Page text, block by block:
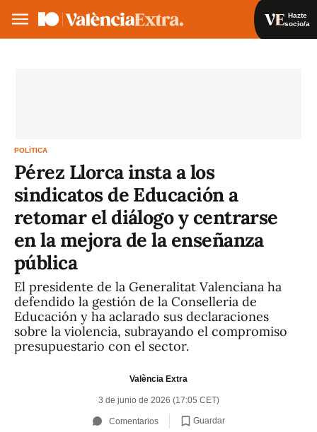
Hazte
socio/a
POLÍTICA
Pérez Llorca insta a los
sindicatos de Educación a
retomar el diálogo y centrarse
en la mejora de la enseñanza
pública
El presidente de la Generalitat Valenciana ha
defendido la gestión de la Conselleria de
Educación y ha aclarado sus declaraciones
sobre la violencia, subrayando el compromiso
presupuestario con el sector.
València Extra
3 de junio de 2026 (17:05 CET)
Comentarios Guardar